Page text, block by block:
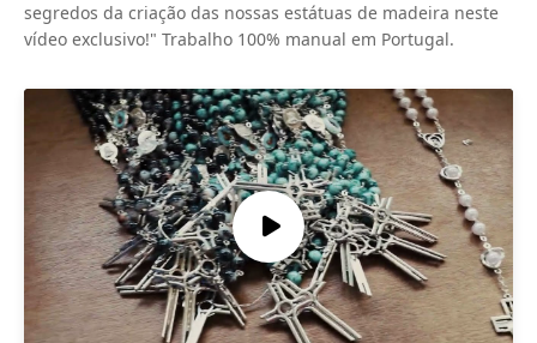
segredos da criação das nossas estátuas de madeira neste
vídeo exclusivo!" Trabalho 100% manual em Portugal.